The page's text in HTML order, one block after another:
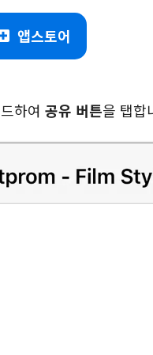
앱스토어
하여 공유 버튼을 탭합